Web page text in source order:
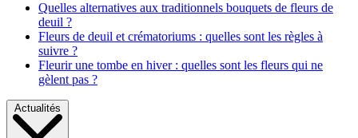
Quelles alternatives aux traditionnels bouquets de fleurs de
deuil ?
Fleurs de deuil et crématoriums : quelles sont les règles à
suivre ?
Fleurir une tombe en hiver : quelles sont les fleurs qui ne
gèlent pas ?
Actualités